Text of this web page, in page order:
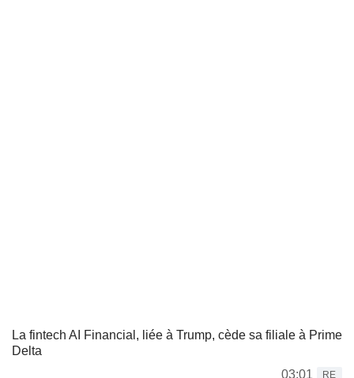
La fintech AI Financial, liée à Trump, cède sa filiale à Prime
Delta
03:01
RE